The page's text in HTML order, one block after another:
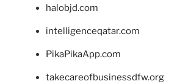
halobjd.com
intelligenceqatar.com
PikaPikaApp.com
takecareofbusinessdfw.org